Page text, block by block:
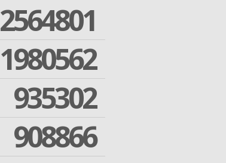
2564801
1980562
935302
908866